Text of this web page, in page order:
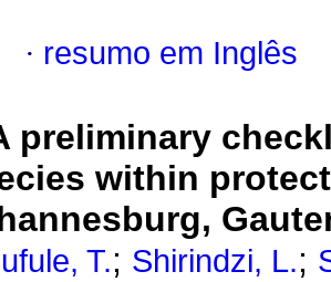
· resumo em Inglês
preliminary
within
T.; Shirindzi, L.;